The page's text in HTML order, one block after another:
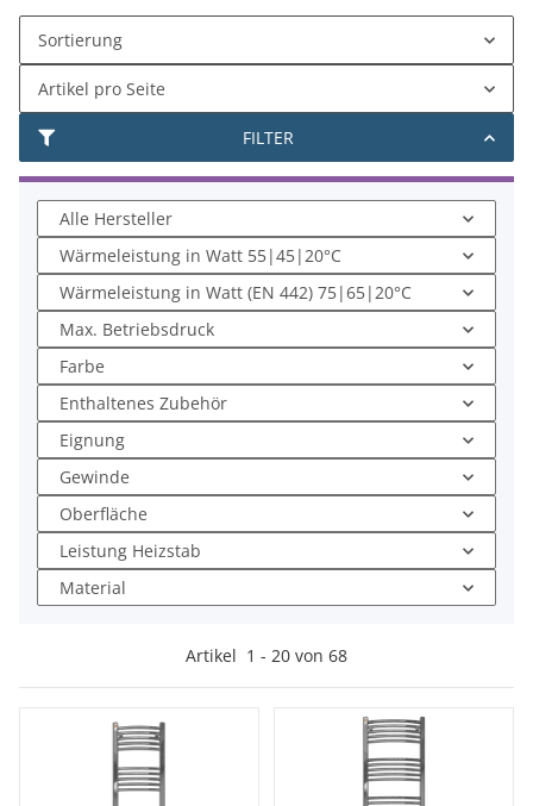
FILTER
Sortierung
Artikel pro Seite
Alle Hersteller
Wärmeleistung in Watt 55|45|20°C
Wärmeleistung in Watt (EN 442) 75|65|20°C
Max. Betriebsdruck
Farbe
Enthaltenes Zubehör
Eignung
Gewinde
Oberfläche
Leistung Heizstab
Material
Artikel 1 - 20 von 68